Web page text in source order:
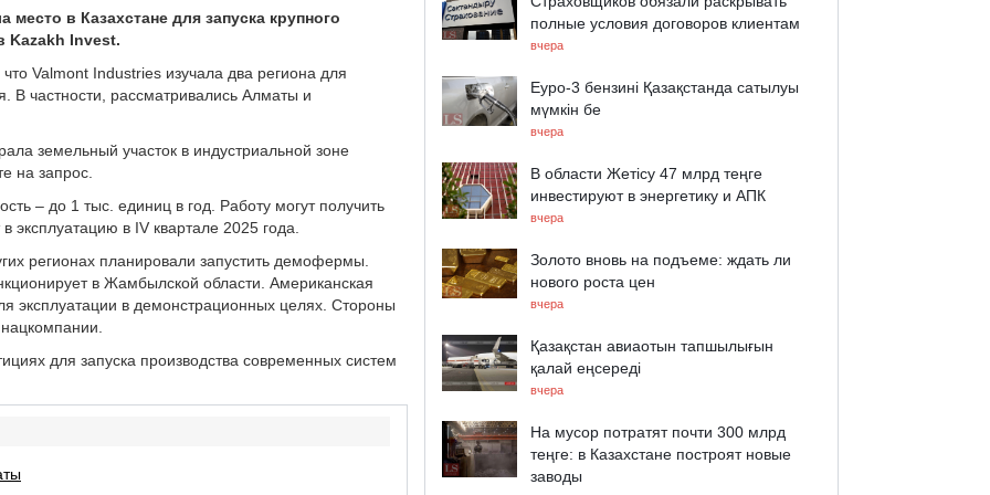
в Казахстане для запуска крупного
Kazakh Invest.
Valmont Industries изучала два региона для
В частности, рассматривались Алматы и
земельный участок в индустриальной зоне
на запрос.
– до 1 тыс. единиц в год. Работу могут получить
эксплуатацию в IV квартале 2025 года.
регионах планировали запустить демофермы.
в Жамбылской области. Американская
эксплуатации в демонстрационных целях. Стороны
для запуска производства современных систем
полные условия договоров клиентам
вчера
Еуро-3 бензині Қазақстанда сатылуы
мүмкін бе
вчера
В области Жетісу 47 млрд теңге
инвестируют в энергетику и АПК
вчера
Золото вновь на подъеме: ждать ли
нового роста цен
вчера
Қазақстан авиаотын тапшылығын
қалай еңсереді
вчера
На мусор потратят почти 300 млрд
теңге: в Казахстане построят новые
заводы